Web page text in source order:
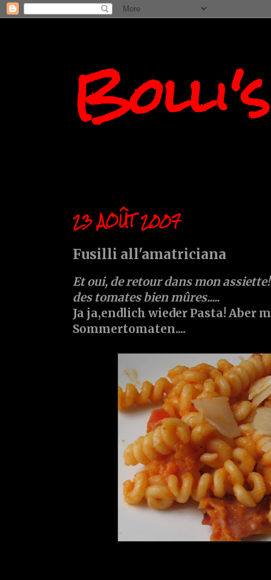
23 AOÛT 2007
Fusilli all'amatriciana
Et oui, de retour dans mon
des tomates bien mûres.....
Ja ja,endlich wieder Pasta! Aber
Sommertomaten....